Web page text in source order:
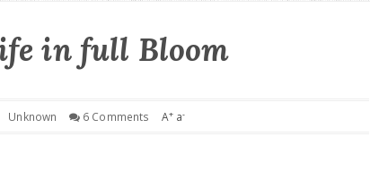
in full Bloom
Unknown 6 Comments A+ a-